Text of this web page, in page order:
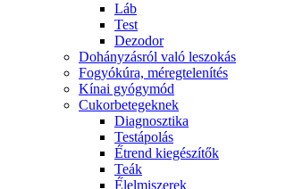
Láb
Test
Dezodor
Dohányzásról való leszokás
Fogyókúra, méregtelenítés
Kínai gyógymód
Cukorbetegeknek
Diagnosztika
Testápolás
É́trend kiegészítők
Teák
É́lelmiszerek